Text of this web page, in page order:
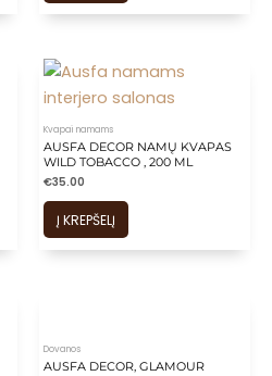
Kvapai namams
AUSFA DECOR NAMŲ KVAPAS
WILD TOBACCO , 200 ML
€35.00
Į KREPŠELĮ
Dovanos
AUSFA DECOR, GLAMOUR